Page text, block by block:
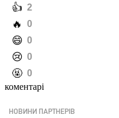
️👍 2
️🔥 0
️😄 0
️😢 0
️🤬 0
коментарі